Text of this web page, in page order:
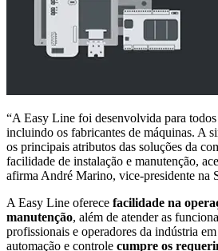
“A Easy Line foi desenvolvida para
incluindo os fabricantes de máquinas. A
os principais atributos das soluções da
facilidade de instalação e manutenção,
afirma André Marino, vice-presidente na
A Easy Line oferece facilidade na
manutenção, além de atender as
profissionais e operadores da indústria
automação e controle cumpre os